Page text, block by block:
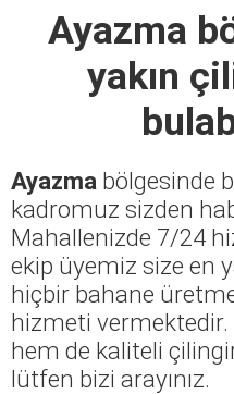
Ayazma
yakın
Ayazma bölgesinde
kadromuz sizden
Mahallenizde 7/24
ekip üyemiz size en
hiçbir bahane
hizmeti
hem de kaliteli
lütfen bizi arayınız.